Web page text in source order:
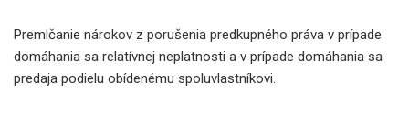
Premlčanie nárokov z porušenia predkupného práva v prípade
domáhania sa relatívnej neplatnosti a v prípade domáhania sa
predaja podielu obídenému spoluvlastníkovi.